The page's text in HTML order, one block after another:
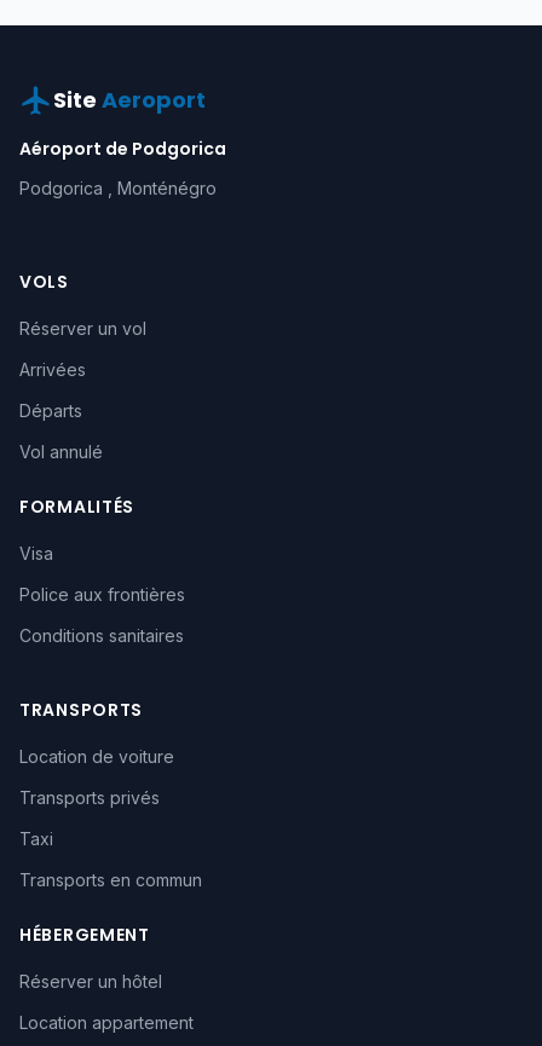
Site Aeroport
Aéroport de Podgorica
Podgorica , Monténégro
VOLS
Réserver un vol
Arrivées
Départs
Vol annulé
FORMALITÉS
Visa
Police aux frontières
Conditions sanitaires
TRANSPORTS
Location de voiture
Transports privés
Taxi
Transports en commun
HÉBERGEMENT
Réserver un hôtel
Location appartement